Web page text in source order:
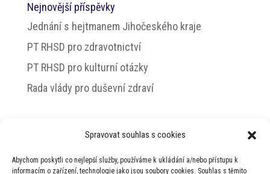
Spravovat souhlas s cookies
Abychom poskytli co nejlepší služby, používáme k ukládání a/nebo přístupu k
informacím o zařízení, technologie jako jsou soubory cookies. Souhlas s těmito
Nejnovější příspěvky
Jednání s hejtmanem Jihočeského kraje
PT RHSD pro zdravotnictví
PT RHSD pro kulturní otázky
Rada vlády pro duševní zdraví
Horeckého